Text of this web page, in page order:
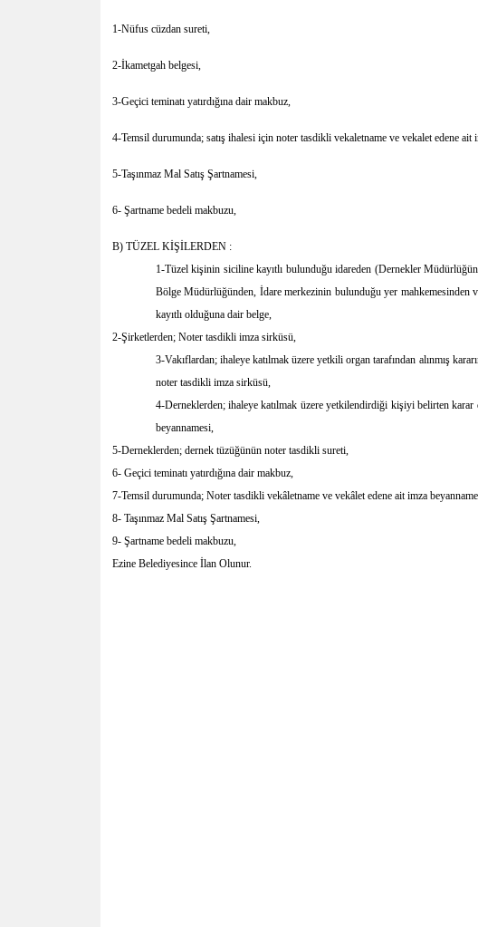
1-Nüfus cüzdan sureti,
2-İkametgah belgesi,
3-Geçici teminatı yatırdığına dair makbuz,
4-Temsil durumunda; satış ihalesi için noter tasdikli vekaletname ve vekalet edene ait
5-Taşınmaz Mal Satış Şartnamesi,
6- Şartname bedeli makbuzu,
B) TÜZEL KİŞİLERDEN :
1-Tüzel kişinin siciline kayıtlı bulunduğu idareden (Dernekler
Bölge Müdürlüğünden, İdare merkezinin bulunduğu yer mahkemesinden
kayıtlı olduğuna dair belge,
2-Şirketlerden; Noter tasdikli imza sirküsü,
3-Vakıflardan; ihaleye katılmak üzere yetkili organ tarafından alınmış
noter tasdikli imza sirküsü,
4-Derneklerden; ihaleye katılmak üzere yetkilendirdiği kişiyi belirten
beyannamesi,
5-Derneklerden; dernek tüzüğünün noter tasdikli sureti,
6- Geçici teminatı yatırdığına dair makbuz,
7-Temsil durumunda; Noter tasdikli vekâletname ve vekâlet edene ait imza
8- Taşınmaz Mal Satış Şartnamesi,
9- Şartname bedeli makbuzu,
Ezine Belediyesince İlan Olunur.